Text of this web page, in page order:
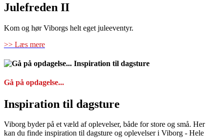
Julefreden II
Kom og hør Viborgs helt eget juleeventyr.
>> Læs mere
Gå på opdagelse...
Inspiration til dagsture
Viborg byder på et væld af oplevelser, både for store og små. Her
kan du finde inspiration til dagsture og oplevelser i Viborg - Hele